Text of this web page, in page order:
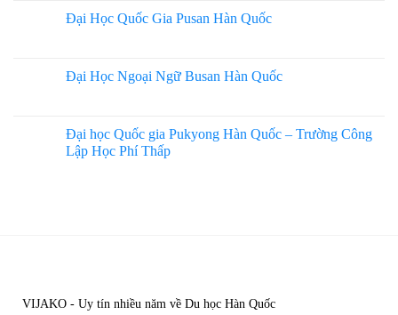
Đại Học Quốc Gia Pusan Hàn Quốc
Đại Học Ngoại Ngữ Busan Hàn Quốc
Đại học Quốc gia Pukyong Hàn Quốc – Trường Công
Lập Học Phí Thấp
VIJAKO - Uy tín nhiều năm về Du học Hàn Quốc